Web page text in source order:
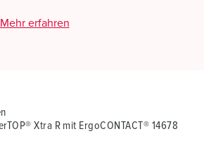
Mehr erfahren
Xtra R mit ErgoCONTACT® 14678